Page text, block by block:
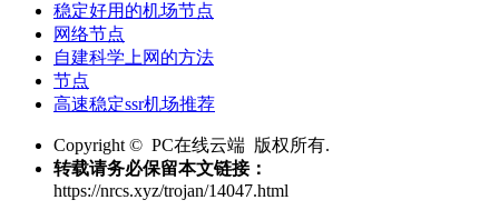
稳定好用的机场节点
网络节点
自建科学上网的方法
节点
高速稳定ssr机场推荐
Copyright © PC在线云端 版权所有.
转载请务必保留本文链接：
https://nrcs.xyz/trojan/14047.html